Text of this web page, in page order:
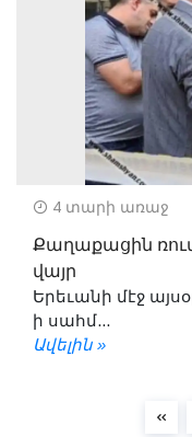
4 տարի առաջ
Քաղաքացին
վայր
Երեւանի մէջ
ի սահմ...
Ավելին »